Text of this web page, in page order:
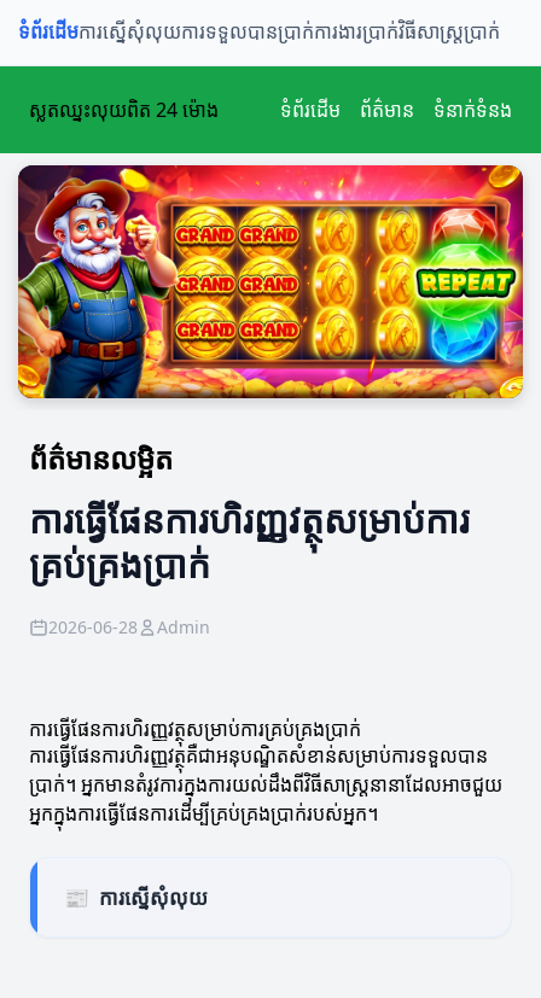
ទំព័រដើមការស្នើសុំលុយការទទួលបានប្រាក់ការងារប្រាក់វិធីសាស្ត្រប្រាក់
ស្លតឈ្នះលុយពិត 24 ម៉ោង ទំព័រដើម ព័ត៌មាន ទំនាក់ទំនង
ព័ត៌មានលម្អិត
ការធ្វើផែនការហិរញ្ញវត្ថុសម្រាប់ការ
គ្រប់គ្រងប្រាក់
2026-06-28 Admin
ការធ្វើផែនការហិរញ្ញវត្ថុសម្រាប់ការគ្រប់គ្រងប្រាក់
ការធ្វើផែនការហិរញ្ញវត្ថុគឺជាអនុបណ្ឌិតសំខាន់សម្រាប់ការទទួលបាន
ប្រាក់។ អ្នកមានតំរូវការក្នុងការយល់ដឹងពីវិធីសាស្ត្រនានាដែលអាចជួយ
អ្នកក្នុងការធ្វើផែនការដើម្បីគ្រប់គ្រងប្រាក់របស់អ្នក។
📰 ការស្នើសុំលុយ